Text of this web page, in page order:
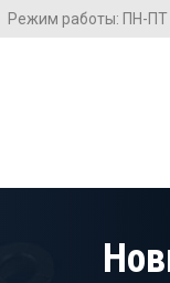
Режим работы: ПН-ПТ
09.04.26
09.12.25